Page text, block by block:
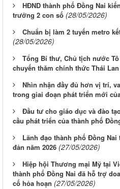
HĐND thành phố Đồng Nai
trưởng 2 con số (28/05/2026)
Chuẩn bị làm 2 tuyến metro
(28/05/2026)
Tổng Bí thư, Chủ tịch nước
chuyến thăm chính thức Thái Lan
Nhìn nhận đầy đủ hơn vị trí,
trong giai đoạn phát triển mới
Đầu tư cho giáo dục và đào
cầu phát triển của thành phố
Lãnh đạo thành phố Đồng
đản năm 2026 (27/05/2026)
Hiệp hội Thương mại Mỹ tại
thành phố Đồng Nai đã hỗ trợ
cố hỏa hoạn (27/05/2026)